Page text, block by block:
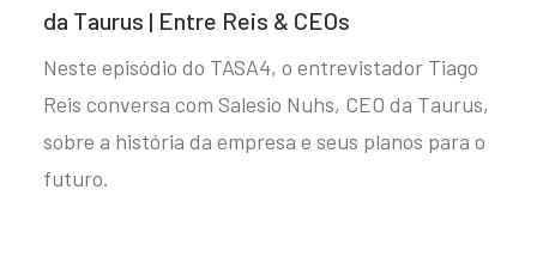
da Taurus | Entre Reis & CEOs
Neste episódio do TASA4, o entrevistador Tiago
Reis conversa com Salesio Nuhs, CEO da Taurus,
sobre a história da empresa e seus planos para o
futuro.